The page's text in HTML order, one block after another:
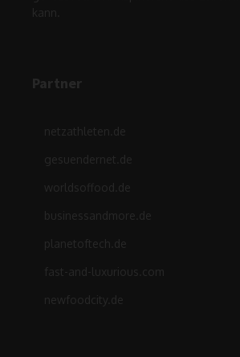
kann.
Partner
netzathleten.de
gesuendernet.de
worldsoffood.de
businessandmore.de
planetoftech.de
fast-and-luxurious.com
newfoodcity.de